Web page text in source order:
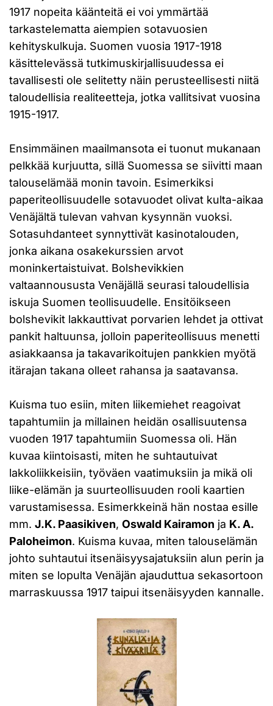
1917 nopeita käänteitä ei voi ymmärtää
tarkastelematta aiempien sotavuosien
kehityskulkuja. Suomen vuosia 1917-1918
käsittelevässä tutkimuskirjallisuudessa ei
tavallisesti ole selitetty näin perusteellisesti niitä
taloudellisia realiteetteja, jotka vallitsivat vuosina
1915-1917.
Ensimmäinen maailmansota ei tuonut mukanaan
pelkkää kurjuutta, sillä Suomessa se siivitti maan
talouselämää monin tavoin. Esimerkiksi
paperiteollisuudelle sotavuodet olivat kulta-aikaa
Venäjältä tulevan vahvan kysynnän vuoksi.
Sotasuhdanteet synnyttivät kasinotalouden,
jonka aikana osakekurssien arvot
moninkertaistuivat. Bolshevikkien
valtaannoususta Venäjällä seurasi taloudellisia
iskuja Suomen teollisuudelle. Ensitöikseen
bolshevikit lakkauttivat porvarien lehdet ja ottivat
pankit haltuunsa, jolloin paperiteollisuus menetti
asiakkaansa ja takavarikoitujen pankkien myötä
itärajan takana olleet rahansa ja saatavansa.
Kuisma tuo esiin, miten liikemiehet reagoivat
tapahtumiin ja millainen heidän osallisuutensa
vuoden 1917 tapahtumiin Suomessa oli. Hän
kuvaa kiintoisasti, miten he suhtautuivat
lakkoliikkeisiin, työväen vaatimuksiin ja mikä oli
liike-elämän ja suurteollisuuden rooli kaartien
varustamisessa. Esimerkkeinä hän nostaa esille
mm. J.K. Paasikiven, Oswald Kairamon ja K. A.
Paloheimon. Kuisma kuvaa, miten talouselämän
johto suhtautui itsenäisyysajatuksiin alun perin ja
miten se lopulta Venäjän ajauduttua sekasortoon
marraskuussa 1917 taipui itsenäisyyden kannalle.